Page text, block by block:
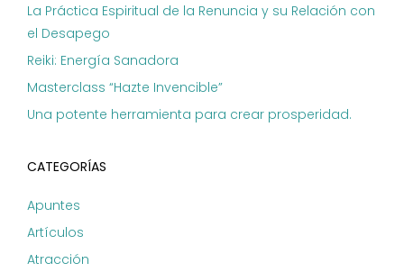
La Práctica Espiritual de la Renuncia y su Relación con
el Desapego
Reiki: Energía Sanadora
Masterclass “Hazte Invencible”
Una potente herramienta para crear prosperidad.
CATEGORÍAS
Apuntes
Artículos
Atracción